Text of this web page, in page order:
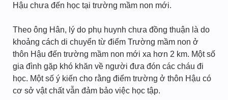
Hậu chưa đến học tại trường mầm non mới.
Theo ông Hân, lý do phụ huynh chưa đồng thuận là do
khoảng cách di chuyển từ điểm Trường mầm non ở
thôn Hậu đến trường mầm non mới xa hơn 2 km. Một số
gia đình gặp khó khăn về người đưa đón các cháu đi
học. Một số ý kiến cho rằng điểm trường ở thôn Hậu có
cơ sở vật chất vẫn đảm bảo việc học tập.